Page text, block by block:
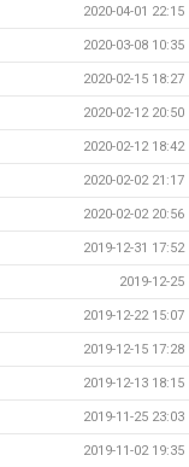
2020-04-01 22:15
2020-03-08 10:35
2020-02-15 18:27
2020-02-12 20:50
2020-02-12 18:42
2020-02-02 21:17
2020-02-02 20:56
2019-12-31 17:52
2019-12-25
2019-12-22 15:07
2019-12-15 17:28
2019-12-13 18:15
2019-11-25 23:03
2019-11-02 19:35